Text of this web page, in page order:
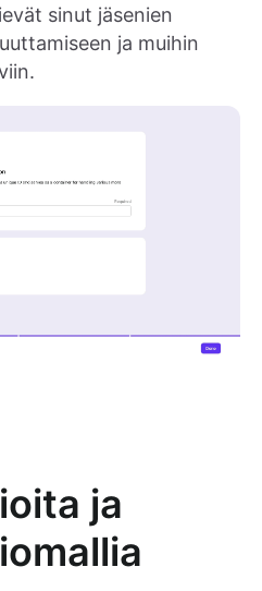
sinut jäsenien
ja muihin
ja